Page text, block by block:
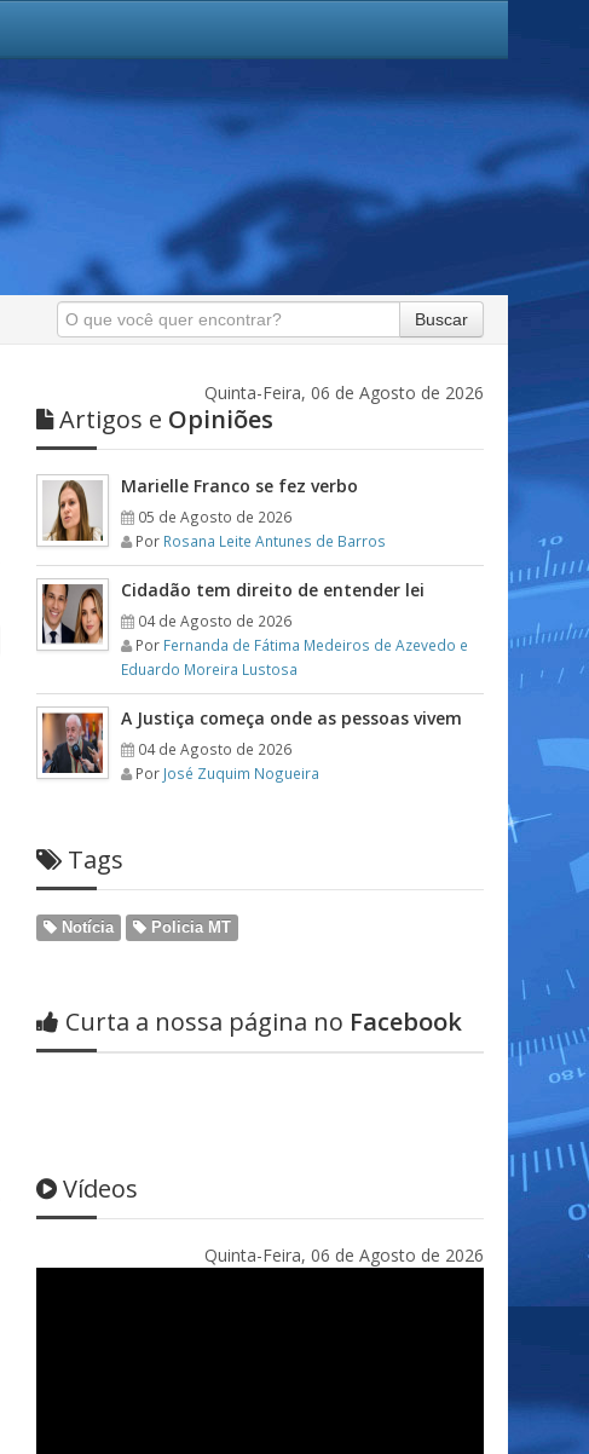
Buscar
Quinta-Feira, 06 de Agosto de 2026
Artigos e Opiniões
Marielle Franco se fez verbo
05 de Agosto de 2026
Por Rosana Leite Antunes de Barros
Cidadão tem direito de entender lei
04 de Agosto de 2026
Por Fernanda de Fátima Medeiros de Azevedo e
Eduardo Moreira Lustosa
A Justiça começa onde as pessoas vivem
04 de Agosto de 2026
Por José Zuquim Nogueira
Tags
Notícia Policia MT
Curta a nossa página no Facebook
Vídeos
Quinta-Feira, 06 de Agosto de 2026